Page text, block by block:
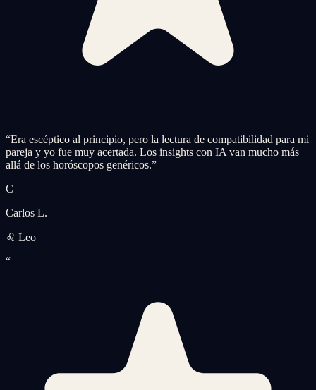
“Era escéptico al principio, pero la lectura de compatibilidad para mi
pareja y yo fue muy acertada. Los insights con IA van mucho más
allá de los horóscopos genéricos.”
C
Carlos L.
♌ Leo
“